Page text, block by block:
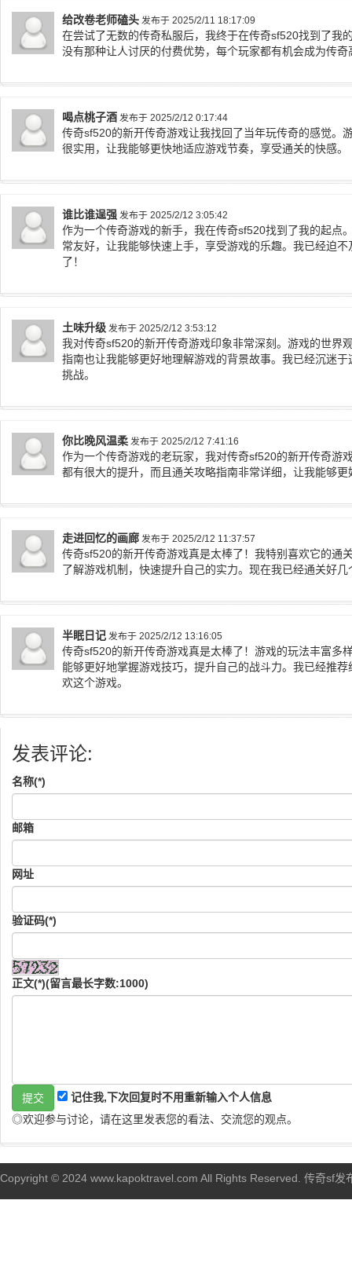
给改卷老师磕头 发布于 2025/2/11 18:17:09
在尝试了无数的传奇私服后，我终于在传奇sf520找到了我
没有那种让人讨厌的付费优势，每个玩家都有机会成为传奇
喝点桃子酒 发布于 2025/2/12 0:17:44
传奇sf520的新开传奇游戏让我找回了当年玩传奇的感觉。
很实用，让我能够更快地适应游戏节奏，享受通关的快感。
谁比谁逞强 发布于 2025/2/12 3:05:42
作为一个传奇游戏的新手，我在传奇sf520找到了我的起点
常友好，让我能够快速上手，享受游戏的乐趣。我已经迫
了！
土味升级 发布于 2025/2/12 3:53:12
我对传奇sf520的新开传奇游戏印象非常深刻。游戏的世界
指南也让我能够更好地理解游戏的背景故事。我已经沉迷
挑战。
你比晚风温柔 发布于 2025/2/12 7:41:16
作为一个传奇游戏的老玩家，我对传奇sf520的新开传奇游
都有很大的提升，而且通关攻略指南非常详细，让我能够
走进回忆的画廊 发布于 2025/2/12 11:37:57
传奇sf520的新开传奇游戏真是太棒了！我特别喜欢它的通
了解游戏机制，快速提升自己的实力。现在我已经通关好
半眠日记 发布于 2025/2/12 13:16:05
传奇sf520的新开传奇游戏真是太棒了！游戏的玩法丰富多
能够更好地掌握游戏技巧，提升自己的战斗力。我已经推
欢这个游戏。
发表评论:
名称(*)
邮箱
网址
验证码(*)
正文(*)(留言最长字数:1000)
记住我,下次回复时不用重新输入个人信息
◎欢迎参与讨论，请在这里发表您的看法、交流您的观点。
Copyright © 2024 www.kapoktravel.com All Rights Reserved. 传奇sf发